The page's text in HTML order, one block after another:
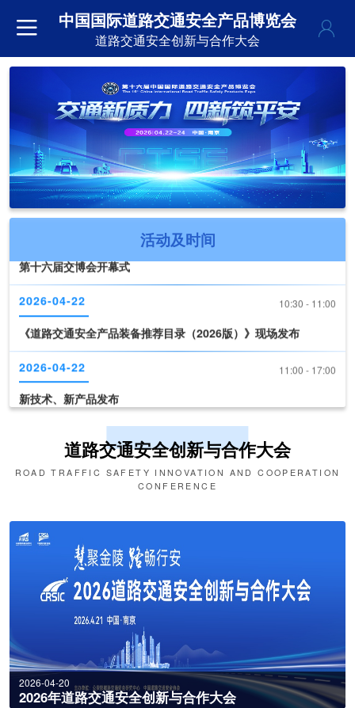
中国国际道路交通安全产品博览会
道路交通安全创新与合作大会
活动及时间
2026-04-22 09:30 - 10:30
第十六届交博会开幕式
《道路交通安全产品装备推荐目录（2026版）》现场发布
2026-04-22
新技术、新产品发布
2026-04-22
第十六届交博会开幕式
2026-04-22 10:30 - 11:00
《道路交通安全产品装备推荐目录（2026版）》现场发布
新技术、新产品发布
道路交通安全创新与合作大会
ROAD TRAFFIC SAFETY INNOVATION AND COOPERATION
CONFERENCE
2026-04-20
2026年道路交通安全创新与合作大会